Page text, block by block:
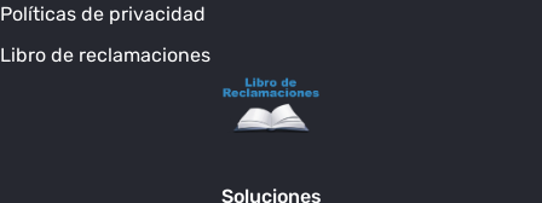
Políticas de privacidad
Libro de reclamaciones
Soluciones